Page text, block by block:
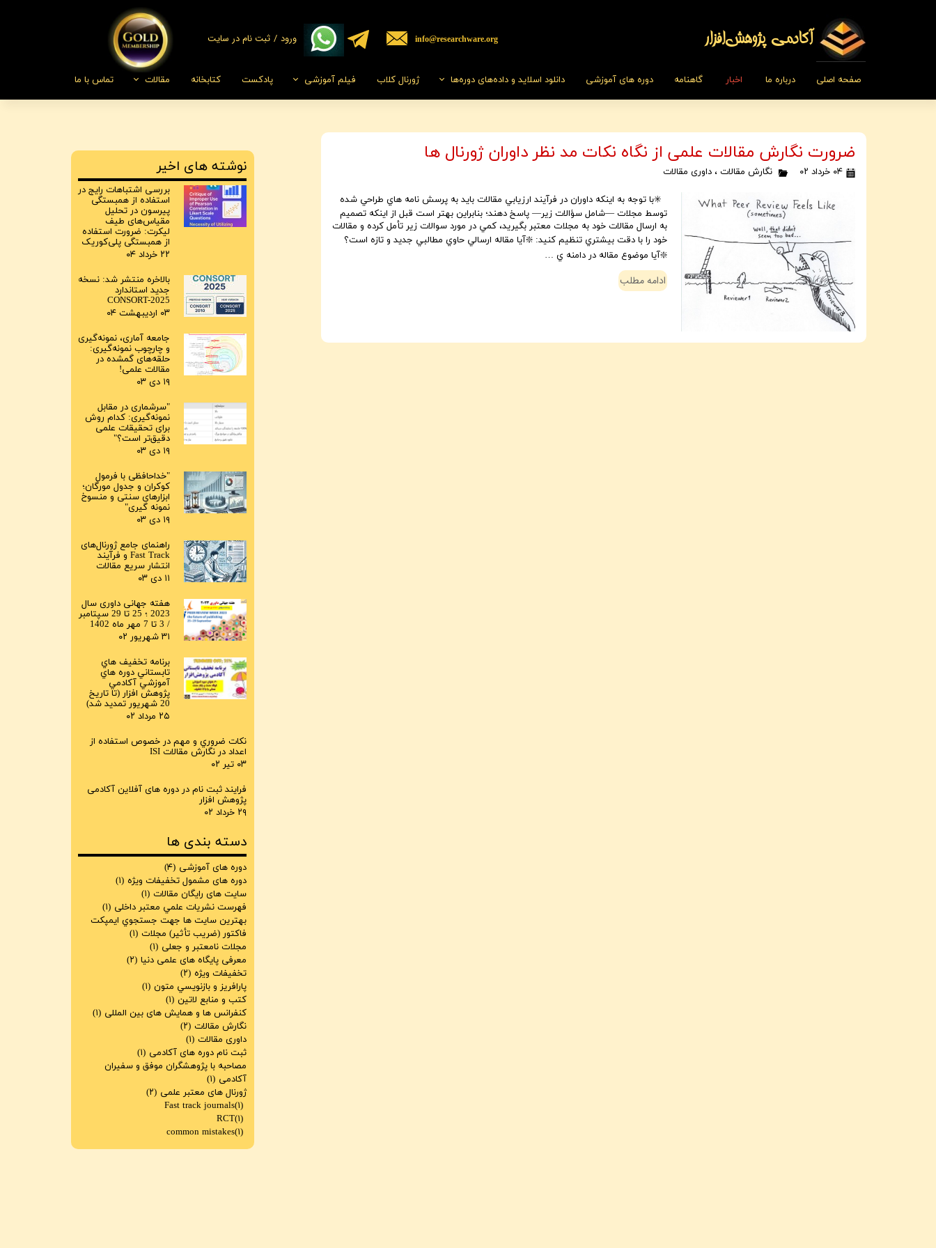
​​info@researchware.org ورود / ثبت نام در سایت
تغییر گذر واژه
​​​آکادمی پژوهش‌افزار
صفحه اصلی درباره ما اخبار گاهنامه دوره های آموزشی دانلود اسلاید و داده‌های دوره‌ها ژورنال کلاب فیلم‌ آموزشی پادکست کتابخانه مقالات تماس با ما
ضرورت نگارش مقالات علمی از نگاه نکات مد نظر داوران ژورنال ها
۰۴ خرداد ۰۲ نگارش مقالات ، داوری مقالات
✳️با توجه به اينكه داوران در فرآيند ارزيابي مقالات بايد به پرسش نامه هاي طراحي شده
توسط مجلات —شامل سؤالات زير— پاسخ دهند؛ بنابراين بهتر است قبل از اينكه تصميم
به ارسال مقالات خود به مجلات معتبر بگيريد، كمي در مورد سوالات زير تأمل كرده و مقالات
خود را با دقت بيشتري تنظيم كنيد: ❇️آيا مقاله ارسالي حاوي مطالبي جديد و تازه است؟
❇️آيا موضوع مقاله در دامنه ي …
ادامه مطلب
نوشته های اخیر
بررسی اشتباهات رایج در
استفاده از همبستگی
پیرسون در تحلیل
مقیاس‌های طیف
لیکرت: ضرورت استفاده
از همبستگی پلی‌کوریک
۲۲ خرداد ۰۴
بالاخره منتشر شد: نسخه
جدید استاندارد
CONSORT-2025
۰۳ اردیبهشت ۰۴
جامعه آماری، نمونه‌گیری
و چارچوب نمونه‌گیری:
حلقه‌های گمشده در
مقالات علمی!
۱۹ دی ۰۳
"سرشماری در مقابل
نمونه‌گیری: کدام روش
برای تحقیقات علمی
دقیق‌تر است؟"
۱۹ دی ۰۳
"خداحافظی با فرمول
کوکران و جدول مورگان؛
ابزارهای سنتی و منسوخ
نمونه گیری"
۱۹ دی ۰۳
راهنمای جامع ژورنال‌های
Fast Track و فرآیند
انتشار سریع مقالات
۱۱ دی ۰۳
هفته جهانی داوری سال
2023 ؛ 25 تا 29 سپتامبر
/ 3 تا 7 مهر ماه 1402
۳۱ شهریور ۰۲
برنامه تخفيف هاي
تابستاني دوره هاي
آموزشي آکادمي
پژوهش افزار (تا تاريخ
20 شهريور تمديد شد)
۲۵ مرداد ۰۲
نكات ضروري و مهم در خصوص استفاده از
اعداد در نگارش مقالات ISI
۰۳ تیر ۰۲
فرایند ثبت نام در دوره های آفلاین آکادمی
پژوهش افزار
۲۹ خرداد ۰۲
دسته بندی ها
دوره های آموزشی (۴)
دوره های مشمول تخفیفات ویژه (۱)
سایت های رایگان مقالات (۱)
فهرست نشريات علمي معتبر داخلی (۱)
بهترين سايت ها جهت جستجوي ايمپكت
فاكتور (ضريب تأثير) مجلات (۱)
مجلات نامعتبر و جعلی (۱)
معرفی پایگاه های علمی دنیا (۲)
تخفیفات ویژه (۲)
پارافريز و بازنويسي متون (۱)
کتب و منابع لاتین (۱)
کنفرانس ها و همایش های بین المللی (۱)
نگارش مقالات (۲)
داوری مقالات (۱)
ثبت نام دوره های آکادمی (۱)
مصاحبه با پژوهشگران موفق و سفیران
آکادمی (۱)
ژورنال های معتبر علمی (۲)
Fast track journals(۱)
RCT(۱)
common mistakes(۱)